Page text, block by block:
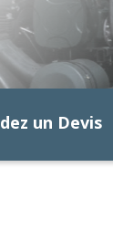
un Devis